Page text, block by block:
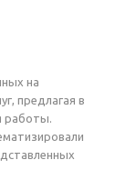
на
предлагая в
работы.